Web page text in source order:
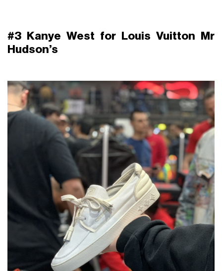
#3 Kanye West for Louis Vuitton Mr
Hudson’s